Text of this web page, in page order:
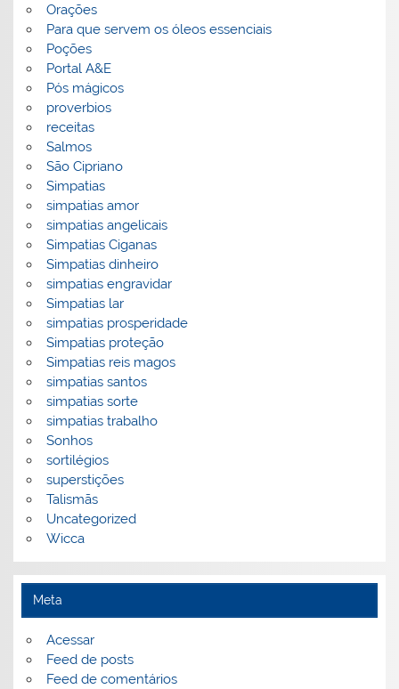
Orações
Para que servem os óleos essenciais
Poções
Portal A&E
Pós mágicos
proverbios
receitas
Salmos
São Cipriano
Simpatias
simpatias amor
simpatias angelicais
Simpatias Ciganas
Simpatias dinheiro
simpatias engravidar
Simpatias lar
simpatias prosperidade
Simpatias proteção
Simpatias reis magos
simpatias santos
simpatias sorte
simpatias trabalho
Sonhos
sortilégios
superstições
Talismãs
Uncategorized
Wicca
Meta
Acessar
Feed de posts
Feed de comentários